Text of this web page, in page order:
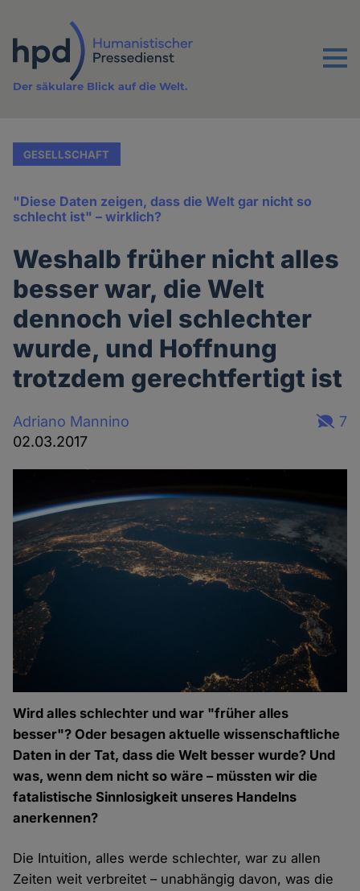
Inhalt
Menu
Der säkulare Blick auf die Welt.
GESELLSCHAFT
"Diese Daten zeigen, dass die Welt gar nicht so
schlecht ist" – wirklich?
Weshalb früher nicht alles
besser war, die Welt
dennoch viel schlechter
wurde, und Hoffnung
trotzdem gerechtfertigt ist
Adriano Mannino
02.03.2017
7
Wird alles schlechter und war "früher alles
besser"? Oder besagen aktuelle wissenschaftliche
Daten in der Tat, dass die Welt besser wurde? Und
was, wenn dem nicht so wäre – müssten wir die
fatalistische Sinnlosigkeit unseres Handelns
anerkennen?
Die Intuition, alles werde schlechter, war zu allen
Zeiten weit verbreitet – unabhängig davon, was die